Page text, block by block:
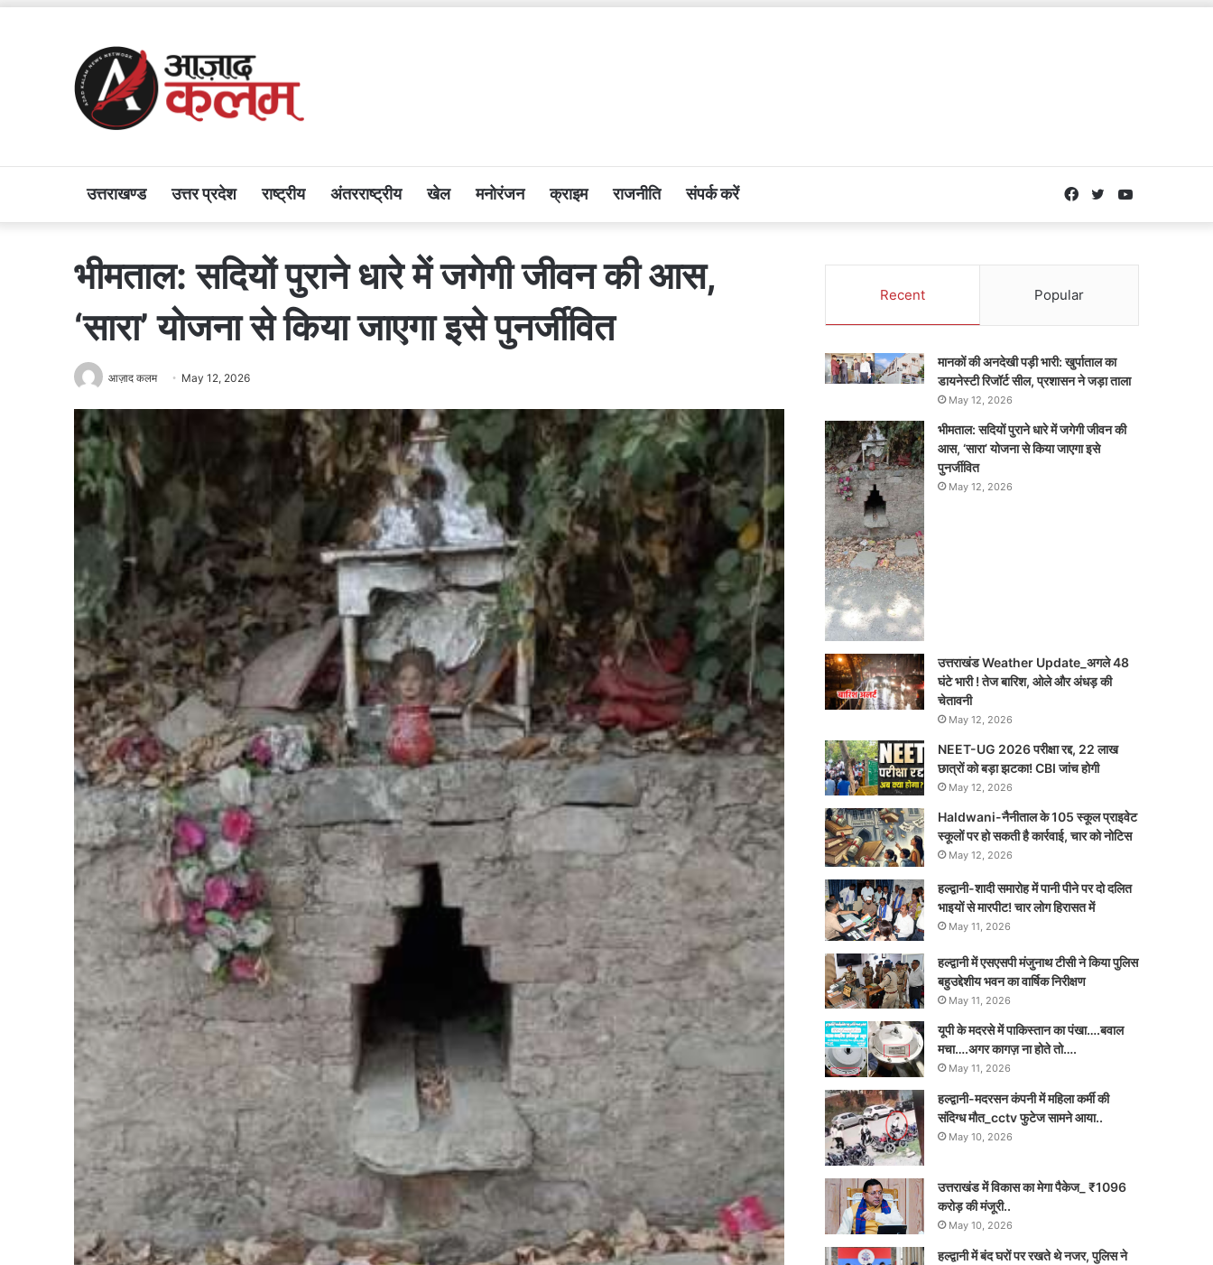
उत्तराखण्ड उत्तर प्रदेश राष्ट्रीय अंतरराष्ट्रीय खेल मनोरंजन क्राइम राजनीति संपर्क करें YouTube
Twitter
Facebook
भीमताल: सदियों पुराने धारे में जगेगी जीवन की आस,
‘सारा’ योजना से किया जाएगा इसे पुनर्जीवित
आज़ाद कलम May 12, 2026
Recent Popular
मानकों की अनदेखी पड़ी भारी: खुर्पाताल का
डायनेस्टी रिजॉर्ट सील, प्रशासन ने जड़ा ताला
May 12, 2026
भीमताल: सदियों पुराने धारे में जगेगी जीवन की
आस, ‘सारा’ योजना से किया जाएगा इसे
पुनर्जीवित
May 12, 2026
उत्तराखंड Weather Update_अगले 48
घंटे भारी ! तेज बारिश, ओले और अंधड़ की
चेतावनी
May 12, 2026
NEET-UG 2026 परीक्षा रद्द, 22 लाख
छात्रों को बड़ा झटका! CBI जांच होगी
May 12, 2026
Haldwani-नैनीताल के 105 स्कूल प्राइवेट
स्कूलों पर हो सकती है कार्रवाई, चार को नोटिस
May 12, 2026
हल्द्वानी-शादी समारोह में पानी पीने पर दो दलित
भाइयों से मारपीट! चार लोग हिरासत में
May 11, 2026
हल्द्वानी में एसएसपी मंजुनाथ टीसी ने किया पुलिस
बहुउद्देशीय भवन का वार्षिक निरीक्षण
May 11, 2026
यूपी के मदरसे में पाकिस्तान का पंखा….बवाल
मचा….अगर कागज़ ना होते तो….
May 11, 2026
हल्द्वानी-मदरसन कंपनी में महिला कर्मी की
संदिग्ध मौत_cctv फुटेज सामने आया..
May 10, 2026
उत्तराखंड में विकास का मेगा पैकेज_ ₹1096
करोड़ की मंजूरी..
May 10, 2026
हल्द्वानी में बंद घरों पर रखते थे नजर, पुलिस ने